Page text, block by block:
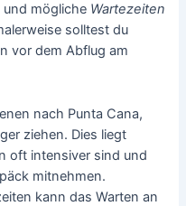
und mögliche Wartezeiten
solltest du
vor dem Abflug am
nach Punta Cana,
ziehen. Dies liegt
oft intensiver sind und
mitnehmen.
kann das Warten an